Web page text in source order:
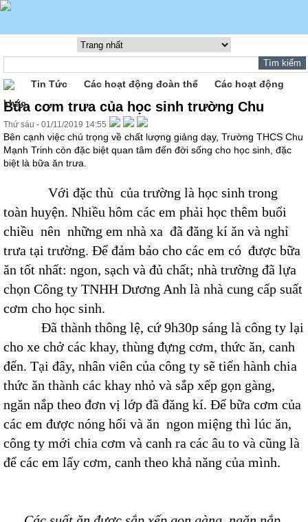
Tin Tức Các hoạt động đoàn thể
Các hoạt động
khác
Bữa cơm trưa của học sinh trường Chu
Thứ sáu - 01/11/2019 14:55
Bên cạnh việc chú trọng về chất lượng giảng dạy, Trường THCS Chu
Mạnh Trinh còn đặc biệt quan tâm đến đời sống cho học sinh, đặc
biệt là bữa ăn trưa.
Với đặc thù của trường là học sinh trong
toàn huyện. Nhiều hôm các em phải học thêm buổi
chiều nên những em nhà xa đã đăng kí ăn và nghỉ
trưa tại trường. Để đảm bảo cho các em có được bữa
ăn tốt nhất: ngon, sạch và đủ chất; nhà trường đã lựa
chọn Công ty TNHH Dương Anh là nhà cung cấp suất
cơm cho học sinh.
Đã thành thông lệ, cứ 9h30p sáng là công ty lại
cho xe chở các khay, thùng đựng cơm, thức ăn, canh
đến. Tại đây, nhân viên của công ty sẽ tiến hành chia
thức ăn thành các khay nhỏ và sắp xếp gọn gàng,
ngăn nắp theo đơn vị lớp đã đăng kí. Để bữa cơm của
các em được nóng hổi và ăn ngon miệng thì lúc ăn,
công ty mới chia cơm và canh ra các âu to và cũng là
để các em lấy cơm, canh theo khả năng của mình.